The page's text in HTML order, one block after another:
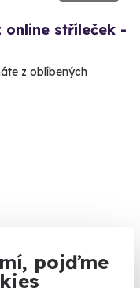
pojďme
online stříleček -
z oblíbených